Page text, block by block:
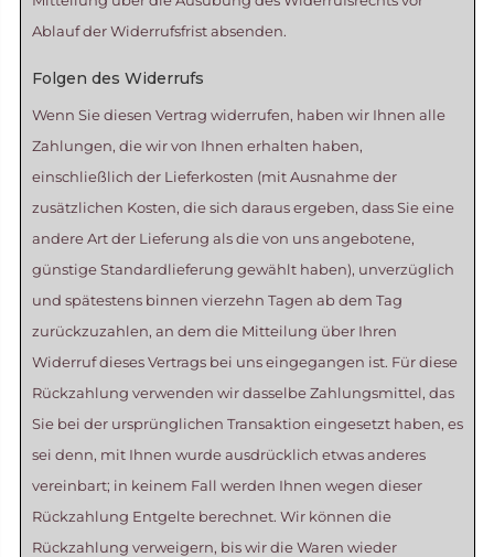
Ablauf der Widerrufsfrist absenden.
Folgen des Widerrufs
Wenn Sie diesen Vertrag widerrufen, haben wir Ihnen alle
Zahlungen, die wir von Ihnen erhalten haben,
einschließlich der Lieferkosten (mit Ausnahme der
zusätzlichen Kosten, die sich daraus ergeben, dass Sie eine
andere Art der Lieferung als die von uns angebotene,
günstige Standardlieferung gewählt haben), unverzüglich
und spätestens binnen vierzehn Tagen ab dem Tag
zurückzuzahlen, an dem die Mitteilung über Ihren
Widerruf dieses Vertrags bei uns eingegangen ist. Für diese
Rückzahlung verwenden wir dasselbe Zahlungsmittel, das
Sie bei der ursprünglichen Transaktion eingesetzt haben, es
sei denn, mit Ihnen wurde ausdrücklich etwas anderes
vereinbart; in keinem Fall werden Ihnen wegen dieser
Rückzahlung Entgelte berechnet. Wir können die
Rückzahlung verweigern, bis wir die Waren wieder